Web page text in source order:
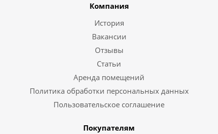
Компания
История
Вакансии
Отзывы
Статьи
Аренда помещений
Политика обработки персональных данных
Пользовательское соглашение
Покупателям